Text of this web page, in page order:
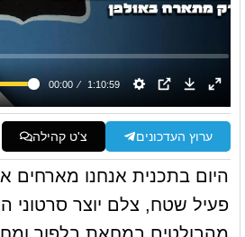
ערוץ העדכונים צ'ט קהילה
היום בתכנית אנחנו מארחים
פעיל שטח, צלם יוצר סרטוני
מהבולטים במחאת בלפור